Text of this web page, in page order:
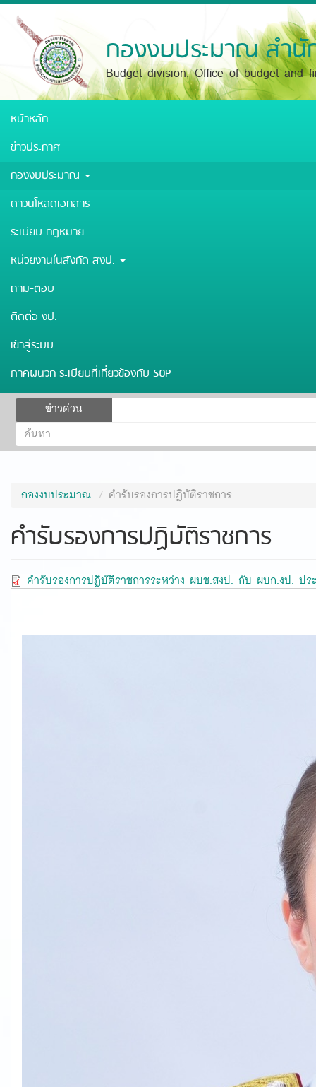
Skip
กองงบประมาณ สำนั
Budget division, Office of budget and
หน้าหลัก
ข่าวประกาศ
กองงบประมาณ
ดาวน์โหลดเอกสาร
ระเบียบ กฎหมาย
หน่วยงานในสังกัด สงป.
ถาม-ตอบ
ติดต่อ งป.
เข้าสู่ระบบ
ภาคผนวก ระเบียบที่เกี่ยวข้องกับ SOP
ข่าวด่วน
ฟอร์ม
ค้นหา
ค้นหา
กองงบประมาณ คำรับรองการปฏิบัติราชการ
คำรับรองการปฏิบัติราชการ
คำรับรองการปฏิบัติราชการระหว่าง ผบช.สงป. กับ ผบก.งป. ป